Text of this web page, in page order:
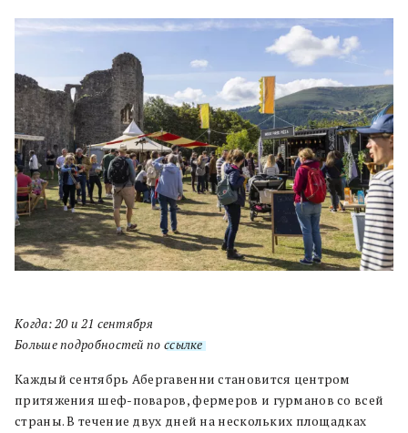
Когда: 20 и 21 сентября
Больше подробностей по ссылке.
Каждый сентябрь Абергавенни становится центром
притяжения шеф-поваров, фермеров и гурманов со всей
страны. В течение двух дней на нескольких площадках